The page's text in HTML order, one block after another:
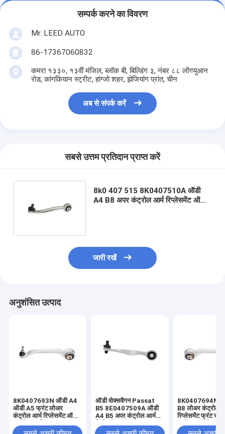
सम्पर्क करने का विवरण
Mr. LEED AUTO
86-17367060832
कमरा १३३०, १३वीं मंजिल, ब्लॉक बी, बिल्डिंग ३, नंबर ८८ लोंगयुआन
रोड, कांगकियान स्ट्रीट, हांग्जो शहर, झेजियांग प्रांत, चीन
अब से संपर्क करें
सबसे उत्तम प्रतिदान प्राप्त करें
8k0 407 515 8K0407510A ऑडी
A4 B8 अपर कंट्रोल आर्म रिप्लेसमेंट ऑडी
जारी रखें
अनुशंसित उत्पाद
8K0407693N ऑडी A4
ऑडी A5 फ्रंट लोअर
कंट्रोल आर्म रिप्लेसमेंट ऑडी
ऑडी वोक्सवैगन Passat
B5 8E0407509A ऑडी
A4 B5 अपर कंट्रोल आर्म
8K0407694N
B8 लोअर कंट्रोल
रिप्लेसमेंट फ्रंट